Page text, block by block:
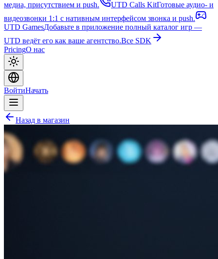
медиа, присутствием и push.
UTD Calls KitГотовые аудио- и
видеозвонки 1:1 с нативным интерфейсом звонка и push.
UTD GamesДобавьте в приложение полный каталог игр —
UTD ведёт его как ваше агентство.Все SDK
PricingО нас
ВойтиНачать
Назад в магазин